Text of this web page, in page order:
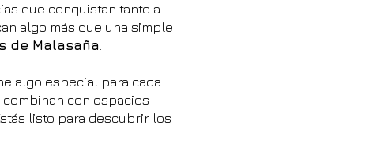
que conquistan tanto a
algo más que una simple
de Malasaña.
algo especial para cada
con espacios
listo para descubrir los